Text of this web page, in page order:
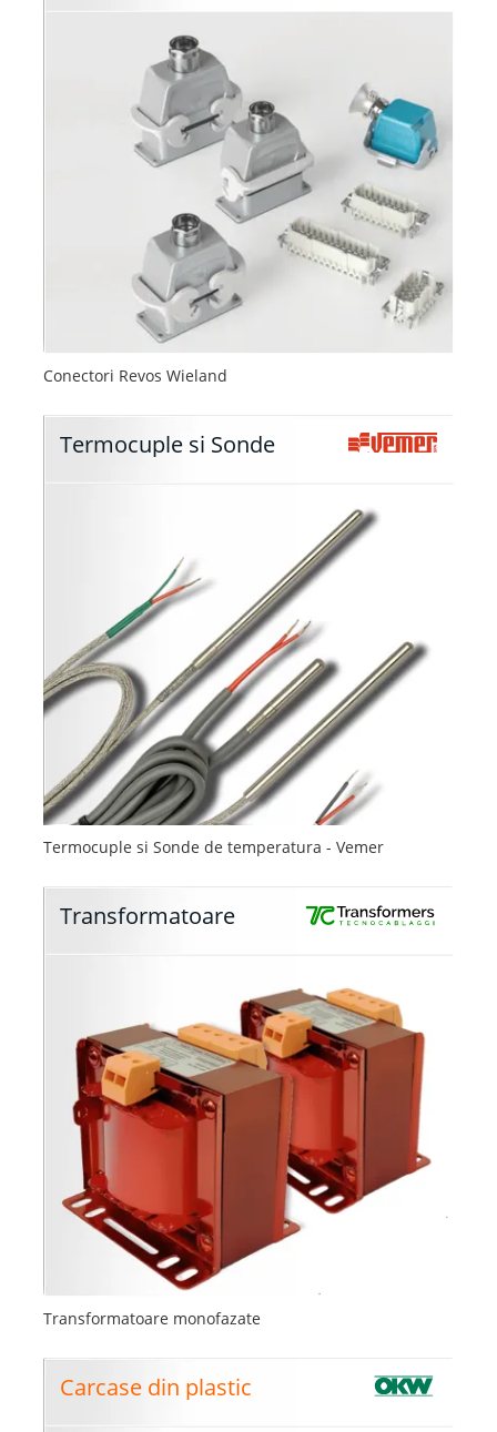
Conectori Revos Wieland
Termocuple si Sonde
Termocuple si Sonde de temperatura - Vemer
Transformatoare
Transformatoare monofazate
Carcase din plastic